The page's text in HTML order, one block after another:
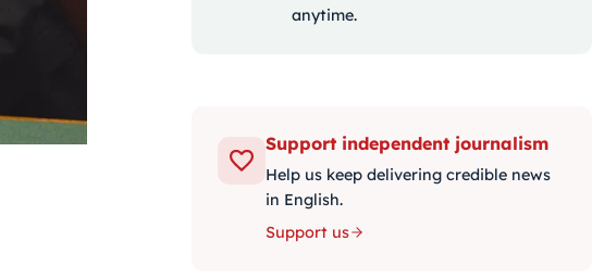
anytime.
Support independent journalism
Help us keep delivering credible news
in English.
Support us